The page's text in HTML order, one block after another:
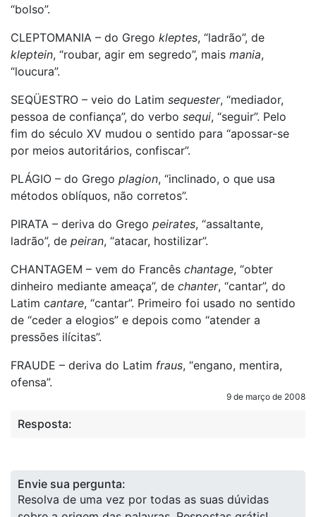
“bolso”.
CLEPTOMANIA – do Grego kleptes, “ladrão”, de
kleptein, “roubar, agir em segredo”, mais mania,
“loucura”.
SEQÜESTRO – veio do Latim sequester, “mediador,
pessoa de confiança”, do verbo sequi, “seguir”. Pelo
fim do século XV mudou o sentido para “apossar-se
por meios autoritários, confiscar”.
PLÁGIO – do Grego plagion, “inclinado, o que usa
métodos oblíquos, não corretos”.
PIRATA – deriva do Grego peirates, “assaltante,
ladrão”, de peiran, “atacar, hostilizar”.
CHANTAGEM – vem do Francês chantage, “obter
dinheiro mediante ameaça”, de chanter, “cantar”, do
Latim cantare, “cantar”. Primeiro foi usado no sentido
de “ceder a elogios” e depois como “atender a
pressões ilícitas”.
FRAUDE – deriva do Latim fraus, “engano, mentira,
ofensa”.
9 de março de 2008
Resposta:
Envie sua pergunta:
Resolva de uma vez por todas as suas dúvidas